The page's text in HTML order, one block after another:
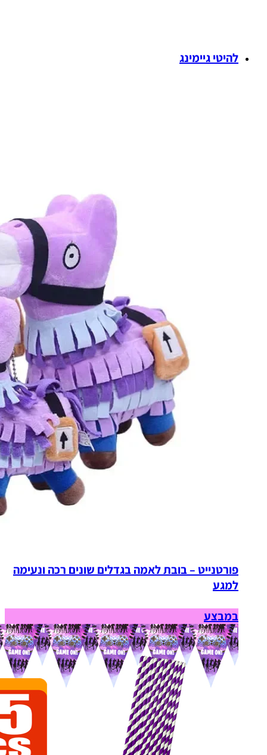
להיטי גיימינג
פורטנייט – בובת לאמה בגדלים שונים רכה ונעימה
למגע
במבצע